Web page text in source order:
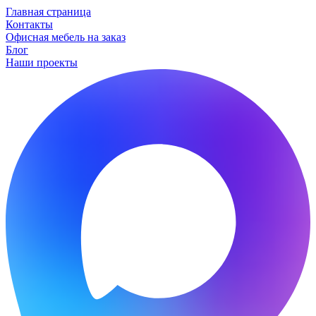
Главная страница
Контакты
Офисная мебель на заказ
Блог
Наши проекты